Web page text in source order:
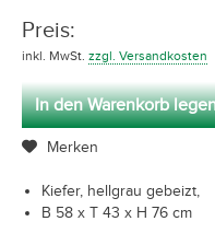
Preis:
inkl. MwSt. zzgl. Versandkosten
In den Warenkorb legen
Merken
Kiefer, hellgrau gebeizt,
B 58 x T 43 x H 76 cm